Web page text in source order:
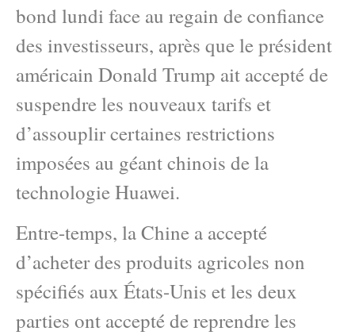
bond lundi face au regain de confiance
des investisseurs, après que le président
américain Donald Trump ait accepté de
suspendre les nouveaux tarifs et
d’assouplir certaines restrictions
imposées au géant chinois de la
technologie Huawei.
Entre-temps, la Chine a accepté
d’acheter des produits agricoles non
spécifiés aux États-Unis et les deux
parties ont accepté de reprendre les